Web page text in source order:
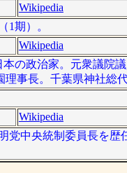
Wikipedia
1期）。
Wikipedia
の政治家。元衆議院議
事長。千葉県神社総代
Wikipedia
党中央統制委員長を歴